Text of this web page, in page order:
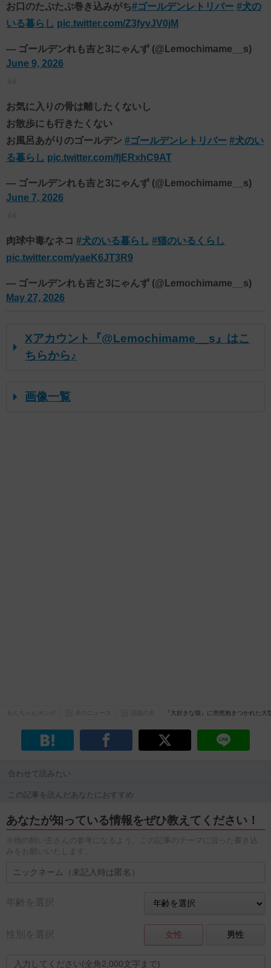
お口のたぷたぷ巻き込みがち#ゴールデンレトリバー #犬の
いる暮らし pic.twitter.com/Z3fyvJV0jM
— ゴールデンれも吉と3にゃんず (@Lemochimame__s)
June 9, 2026
お気に入りの骨は離したくないし
お散歩にも行きたくない
お風呂あがりのゴールデン #ゴールデンレトリバー #犬のい
る暮らし pic.twitter.com/fjERxhC9AT
— ゴールデンれも吉と3にゃんず (@Lemochimame__s)
June 7, 2026
肉球中毒なネコ #犬のいる暮らし #猫のいるくらし
pic.twitter.com/yaeK6JT3R9
— ゴールデンれも吉と3にゃんず (@Lemochimame__s)
May 27, 2026
Xアカウント『@Lemochimame__s』はこ
ちらから♪
画像一覧
『大好きな猫』に突然抱きつかれた
合わせて読みたい
この記事を読んだあなたにおすすめ
あなたが知っている情報をぜひ教えてください！
※他の飼い主さんの参考になるよう、この記事のテーマに沿った書き込
みをお願いいたします。
年齢を選択
性別を選択 女性 男性